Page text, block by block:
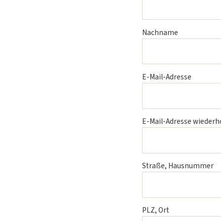
Nachname
E-Mail-Adresse
E-Mail-Adresse
Straße, Hausnummer
PLZ, Ort